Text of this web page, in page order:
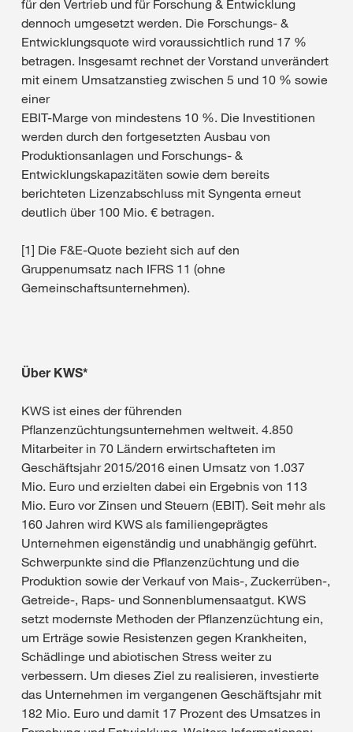
für den Vertrieb und für Forschung & Entwicklung
dennoch umgesetzt werden. Die Forschungs- &
Entwicklungsquote wird voraussichtlich rund 17 %
betragen. Insgesamt rechnet der Vorstand unverändert
mit einem Umsatzanstieg zwischen 5 und 10 % sowie
einer
EBIT-Marge von mindestens 10 %. Die Investitionen
werden durch den fortgesetzten Ausbau von
Produktionsanlagen und Forschungs- &
Entwicklungskapazitäten sowie dem bereits
berichteten Lizenzabschluss mit Syngenta erneut
deutlich über 100 Mio. € betragen.
[1] Die F&E-Quote bezieht sich auf den
Gruppenumsatz nach IFRS 11 (ohne
Gemeinschaftsunternehmen).
Über KWS*
KWS ist eines der führenden
Pflanzenzüchtungsunternehmen weltweit. 4.850
Mitarbeiter in 70 Ländern erwirtschafteten im
Geschäftsjahr 2015/2016 einen Umsatz von 1.037
Mio. Euro und erzielten dabei ein Ergebnis von 113
Mio. Euro vor Zinsen und Steuern (EBIT). Seit mehr als
160 Jahren wird KWS als familiengeprägtes
Unternehmen eigenständig und unabhängig geführt.
Schwerpunkte sind die Pflanzenzüchtung und die
Produktion sowie der Verkauf von Mais-, Zuckerrüben-,
Getreide-, Raps- und Sonnenblumensaatgut. KWS
setzt modernste Methoden der Pflanzenzüchtung ein,
um Erträge sowie Resistenzen gegen Krankheiten,
Schädlinge und abiotischen Stress weiter zu
verbessern. Um dieses Ziel zu realisieren, investierte
das Unternehmen im vergangenen Geschäftsjahr mit
182 Mio. Euro und damit 17 Prozent des Umsatzes in